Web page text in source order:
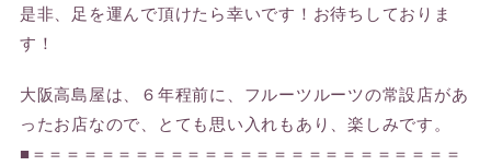
是非、足を運んで頂けたら幸いです！お待ちしておりま
す！
大阪高島屋は、６年程前に、フルーツルーツの常設店があ
ったお店なので、とても思い入れもあり、楽しみです。
■＝＝＝＝＝＝＝＝＝＝＝＝＝＝＝＝＝＝＝＝＝＝＝＝＝